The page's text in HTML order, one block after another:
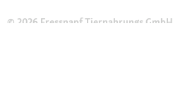
© 2026 Fressnapf Tiernahrungs GmbH